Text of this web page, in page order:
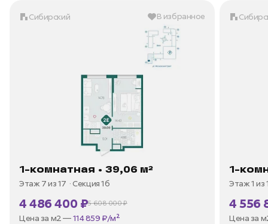
Сибирский В избранное
1-комнатная • 39,06 м²
Этаж 7 из 17 Секция 1б
4 486 400 ₽5 608 000 ₽
В ипотеку —от 21 519 ₽/мес
Цена за м2 — 114 859 ₽/м²
1-
Этаж 1 из
4 556
В
Цена за